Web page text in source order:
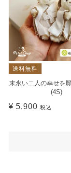
送料無料
末永い二人の幸せを
(4S)
¥ 5,900 税込